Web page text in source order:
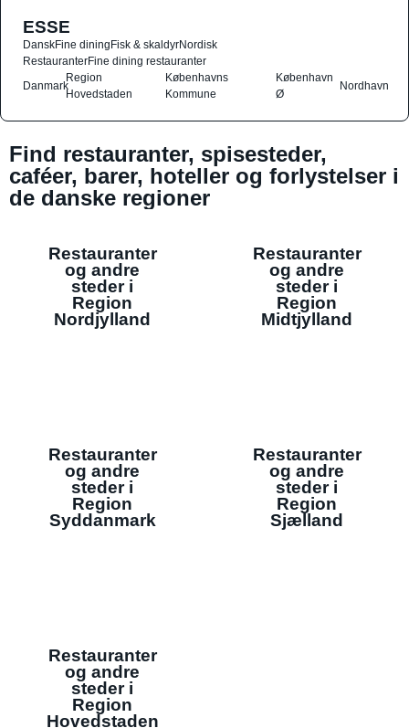
ESSE
DanskFine diningFisk & skaldyrNordisk
RestauranterFine dining restauranter
Danmark
Region
Hovedstaden
Københavns
Kommune
København
Ø
Nordhavn
Find restauranter, spisesteder,
caféer, barer, hoteller og forlystelser i
de danske regioner
Restauranter
og andre
steder i
Region
Nordjylland
Restauranter
og andre
steder i
Region
Midtjylland
Restauranter
og andre
steder i
Region
Syddanmark
Restauranter
og andre
steder i
Region
Sjælland
Restauranter
og andre
steder i
Region
Hovedstaden